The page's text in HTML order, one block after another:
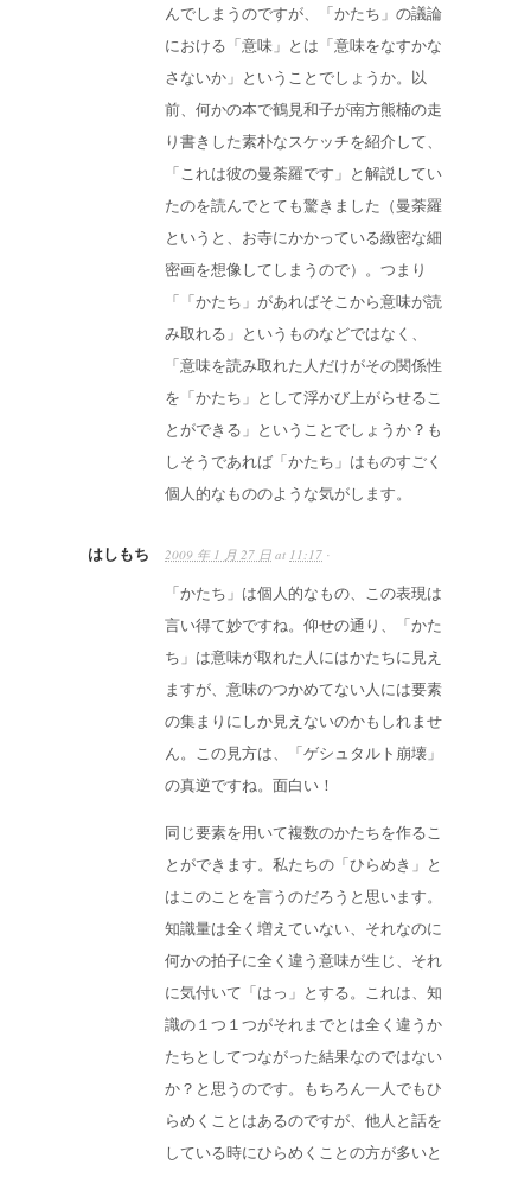
んでしまうのですが、「かたち」の議論
における「意味」とは「意味をなすかな
さないか」ということでしょうか。以
前、何かの本で鶴見和子が南方熊楠の走
り書きした素朴なスケッチを紹介して、
「これは彼の曼荼羅です」と解説してい
たのを読んでとても驚きました（曼荼羅
というと、お寺にかかっている緻密な細
密画を想像してしまうので）。つまり
「「かたち」があればそこから意味が読
み取れる」というものなどではなく、
「意味を読み取れた人だけがその関係性
を「かたち」として浮かび上がらせるこ
とができる」ということでしょうか？も
しそうであれば「かたち」はものすごく
個人的なもののような気がします。
はしもち 2009 年 1 月 27 日 at 11:17 ·
「かたち」は個人的なもの、この表現は
言い得て妙ですね。仰せの通り、「かた
ち」は意味が取れた人にはかたちに見え
ますが、意味のつかめてない人には要素
の集まりにしか見えないのかもしれませ
ん。この見方は、「ゲシュタルト崩壊」
の真逆ですね。面白い！
同じ要素を用いて複数のかたちを作るこ
とができます。私たちの「ひらめき」と
はこのことを言うのだろうと思います。
知識量は全く増えていない、それなのに
何かの拍子に全く違う意味が生じ、それ
に気付いて「はっ」とする。これは、知
識の１つ１つがそれまでとは全く違うか
たちとしてつながった結果なのではない
か？と思うのです。もちろん一人でもひ
らめくことはあるのですが、他人と話を
している時にひらめくことの方が多いと